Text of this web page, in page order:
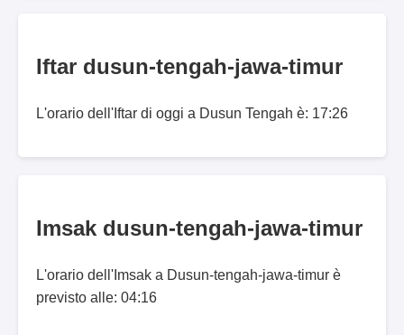
Iftar dusun-tengah-jawa-timur
L'orario dell'Iftar di oggi a Dusun Tengah è: 17:26
Imsak dusun-tengah-jawa-timur
L'orario dell'Imsak a Dusun-tengah-jawa-timur è
previsto alle: 04:16